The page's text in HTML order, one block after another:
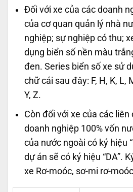
Đối với xe của các doanh
của cơ quan quản lý nhà
nghiệp; sự nghiệp có thu;
dụng biển số nền màu
đen. Series biển số xe sử
chữ cái sau đây: F, H, K, L,
Y, Z.
Còn đối với xe của các
doanh nghiệp 100% vốn
của nước ngoài có ký hiệu
dự án sẽ có ký hiệu “DA”.
xe Rơ-moóc, sơ-mi rơ-